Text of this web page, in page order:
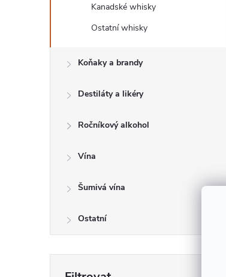
Kanadské whisky
Ostatní whisky
Koňaky a brandy
Destiláty a likéry
Ročníkový alkohol
Vína
Šumivá vína
Ostatní